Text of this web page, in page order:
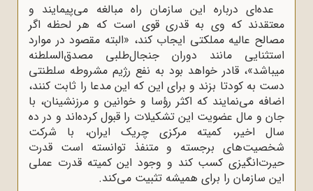
عده‌ای درباره این سازمان راه مبالغه می‌پیمایند و
معتقدند که وی به قدری قوی است که هر لحظه اگر
مصالح عالیه مملکتی ایجاب کند، «البته مقصود در موارد
استثنایی مانند دوران جنجال‌طلبی مصدق‌السلطنه
میباشد»، قادر خواهد بود به نفع رژیم مشروطه سلطنتی
دست به کودتا بزند و برای این که این مدعا را ثابت کنند،
اضافه می‌نمایند که اکثر رؤسا و خوانین و مرزنشینان، با
جان و مال عضویت این تشکیلات را قبول کرده‌اند و در ده
سال اخیر، کمیته مرکزی چریک ایران، با شرکت
شخصیت‌های برجسته و متنفذ توانسته است قدرت
حیرت‌انگیزی کسب کند و وجود این کمیته قدرت عملی
این سازمان را برای همیشه تثبیت می‌کند.